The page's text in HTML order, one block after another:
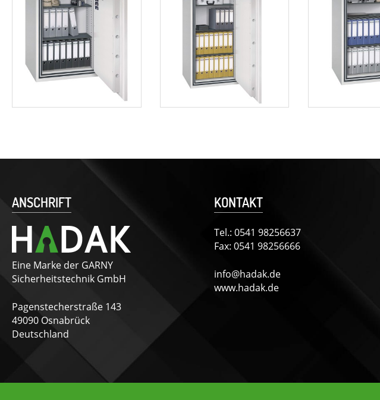
ANSCHRIFT
Eine Marke der GARNY
Sicherheitstechnik GmbH
Pagenstecherstraße 143
49090 Osnabrück
Deutschland
KONTAKT
Tel.:0541 98256637
Fax: 0541 98256666
info@hadak.de
www.hadak.de